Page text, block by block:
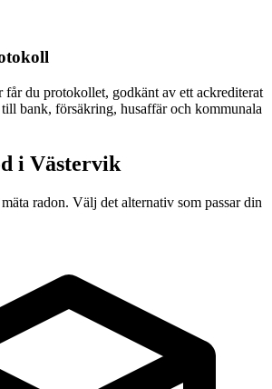
får du protokollet, godkänt av ett ackrediterat
bank, försäkring, husaffär och kommunala
i Västervik
radon. Välj det alternativ som passar din